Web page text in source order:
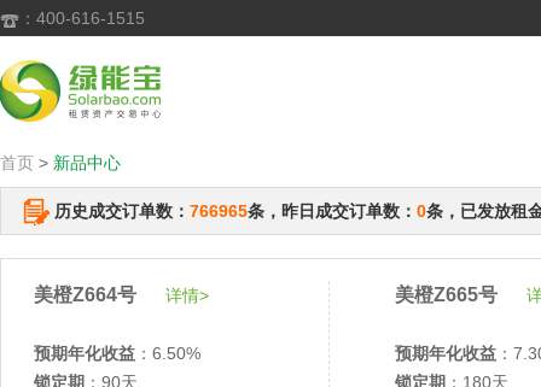
 ：400-616-1515
首页 > 新品中心
历史成交订单数： 766965条，昨日成交订单数： 0条，已发放租
美橙Z664号 详情>
预期年化收益 ：6.50%
锁定期 ：90天
美橙Z665号
预期年化收益 ：
锁定期 ：180天